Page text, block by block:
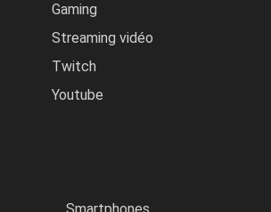
Gaming
Streaming vidéo
Twitch
Youtube